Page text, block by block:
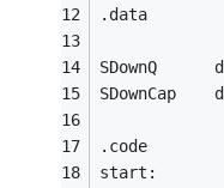
.data
SDownQ
SDownCap
.code
start: